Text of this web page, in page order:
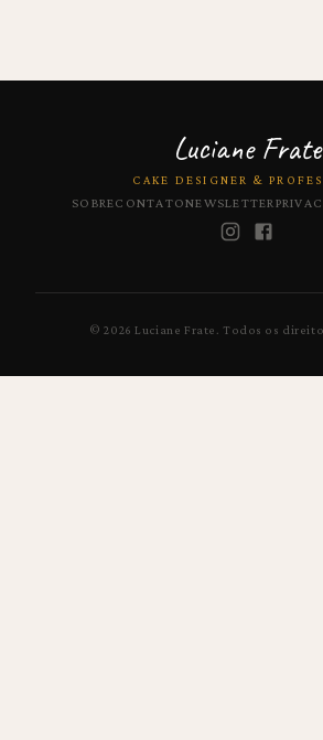
Luciane Frate
CAKE DESIGNER &
SOBRECONTATONEWSLETTER
©2026 Luciane Frate. Todos os